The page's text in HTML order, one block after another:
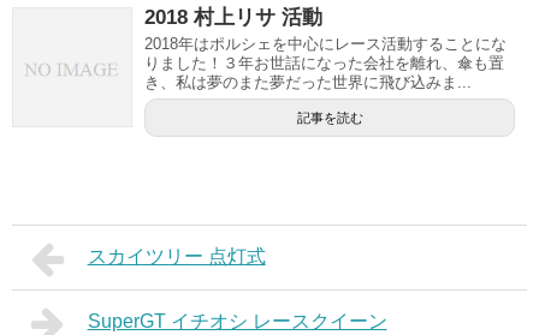
2018 村上リサ 活動
2018年はポルシェを中心にレース活動することにな
りました！３年お世話になった会社を離れ、傘も置
き、私は夢のまた夢だった世界に飛び込みま...
記事を読む
スカイツリー 点灯式
SuperGT イチオシ レースクイーン